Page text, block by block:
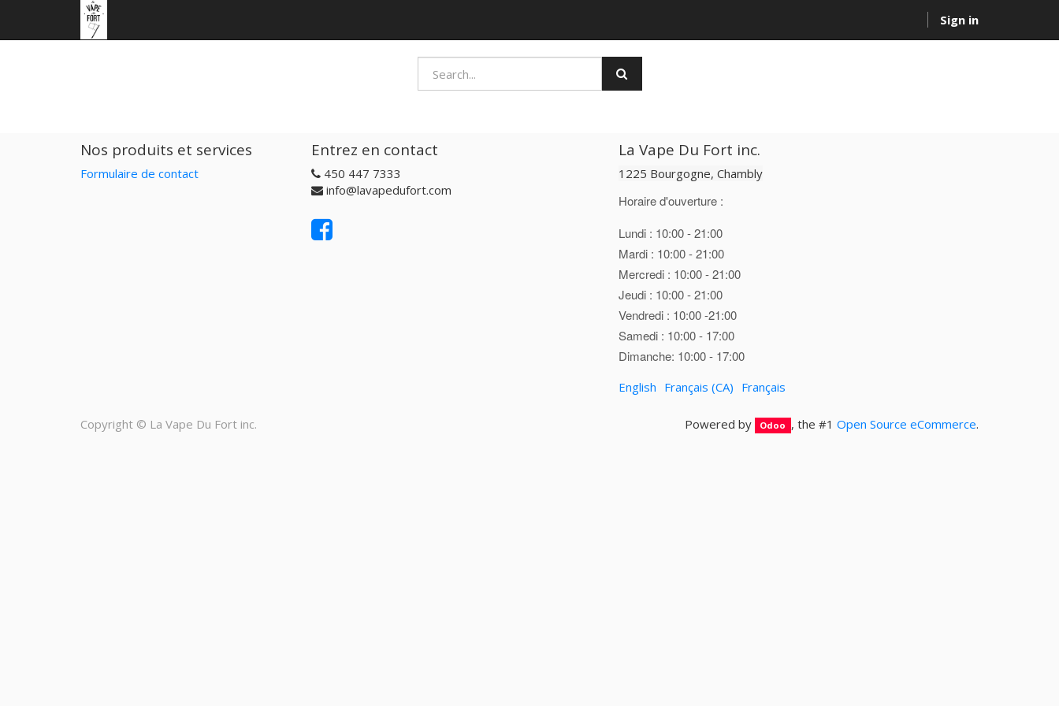
Sign in
Nos produits et services
Formulaire de contact
Entrez en contact
450 447 7333
info@lavapedufort.com
La Vape Du Fort inc.
1225 Bourgogne, Chambly
Horaire d'ouverture :
Lundi : 10:00 - 21:00
Mardi : 10:00 - 21:00
Mercredi : 10:00 - 21:00
Jeudi : 10:00 - 21:00
Vendredi : 10:00 -21:00
Samedi : 10:00 - 17:00
Dimanche: 10:00 - 17:00
English Français (CA) Français
Powered by Odoo , the #1 Open Source eCommerce.
Copyright © La Vape Du Fort inc.